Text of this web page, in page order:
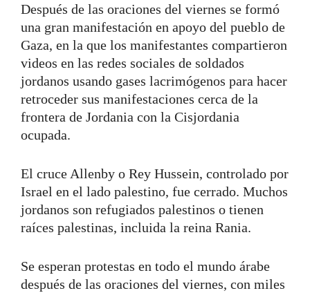
Después de las oraciones del viernes se formó
una gran manifestación en apoyo del pueblo de
Gaza, en la que los manifestantes compartieron
videos en las redes sociales de soldados
jordanos usando gases lacrimógenos para hacer
retroceder sus manifestaciones cerca de la
frontera de Jordania con la Cisjordania
ocupada.
El cruce Allenby o Rey Hussein, controlado por
Israel en el lado palestino, fue cerrado. Muchos
jordanos son refugiados palestinos o tienen
raíces palestinas, incluida la reina Rania.
Se esperan protestas en todo el mundo árabe
después de las oraciones del viernes, con miles